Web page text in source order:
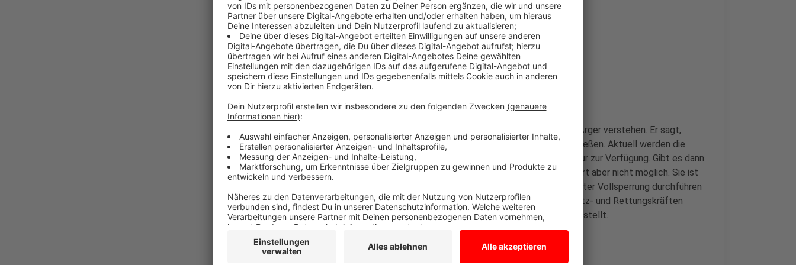
Anzeige
Verkehrsführung in der Baustelle ist alternativlos
Anzeige
Anton Kurenbach von der Autobahn GmbH des Bundes kann den Ärger verstehen. Er sagt,
leider lassen sich solche Vorkommnisse nicht vollständig ausschließen. Aktuell werden die
Autos auf die Gegenrichtung geleitet und haben dort eine Fahrspur zur Verfügung. Gibt es dann
eine Panne, ist alles dicht. Eine geänderte Verkehrsführung sei dort aber nicht möglich. Sie ist
alternativlos, wenn wir die notwendige Sanierung der A31 nicht unter Vollsperrung durchführen
wollen, so Kurenbach. Die Verkehrsführung sei auch mit den Einsatz- und Rettungskräften
abgestimmt und die Anfahrt zu möglichen Unfallpunkten sichergestellt.